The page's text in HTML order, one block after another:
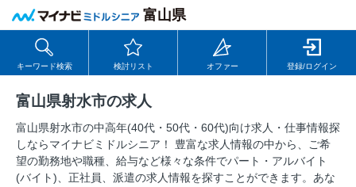
富山県
キーワード検索 検討リスト オファー 登録/ログイン
富山県射水市の求人
富山県射水市の中⾼年(40代・50代・60代)向け求⼈・仕事情報探
しならマイナビミドルシニア！ 豊富な求人情報の中から、ご希
望の勤務地や職種、給与など様々な条件でパート・アルバイト
(バイト)、正社員、派遣の求人情報を探すことができます。あな